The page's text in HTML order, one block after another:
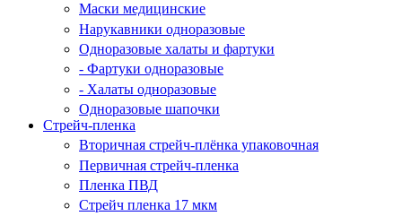
Маски медицинские
Нарукавники одноразовые
Одноразовые халаты и фартуки
- Фартуки одноразовые
- Халаты одноразовые
Одноразовые шапочки
Стрейч-пленка
Вторичная стрейч-плёнка упаковочная
Первичная стрейч-пленка
Пленка ПВД
Стрейч пленка 17 мкм